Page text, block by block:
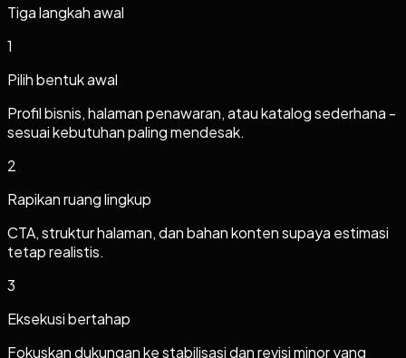
Tiga langkah awal
1
Pilih bentuk awal
Profil bisnis, halaman penawaran, atau katalog sederhana -
sesuai kebutuhan paling mendesak.
2
Rapikan ruang lingkup
CTA, struktur halaman, dan bahan konten supaya estimasi
tetap realistis.
3
Eksekusi bertahap
Fokuskan dukungan ke stabilisasi dan revisi minor yang